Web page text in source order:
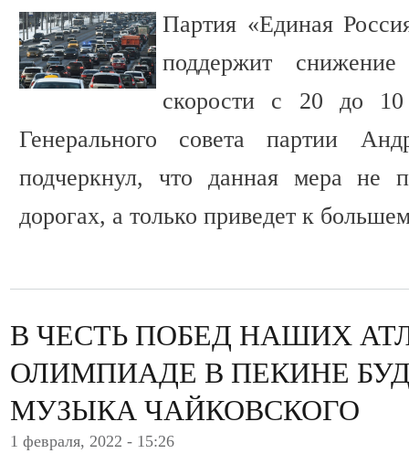
Партия «Единая
поддержит
скорости с 20 до 10
Генерального совета партии
подчеркнул, что данная мера не
дорогах, а только приведет к
В ЧЕСТЬ ПОБЕД НАШИХ
ОЛИМПИАДЕ В ПЕКИНЕ
МУЗЫКА ЧАЙКОВСКОГО
1 февраля, 2022 - 15:26